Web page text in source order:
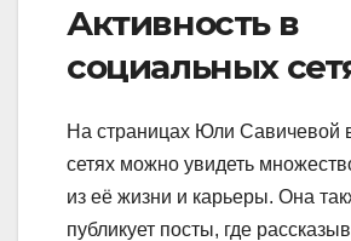
Активность в
социальных
На страницах Юли Савичевой
сетях можно увидеть
из её жизни и карьеры. Она
публикует посты, где